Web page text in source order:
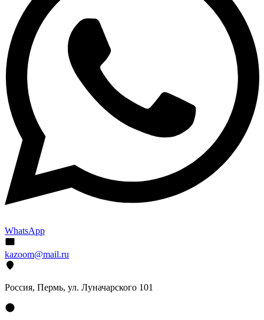
WhatsApp
kazoom@mail.ru
Россия, Пермь, ул. Луначарского 101